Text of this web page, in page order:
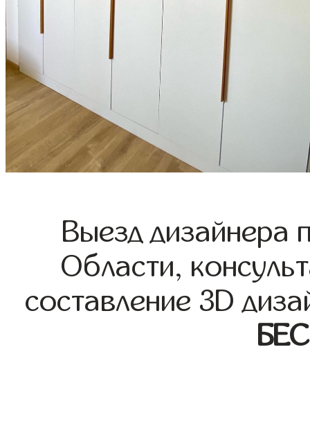
Выезд дизайнера
Области,
составление 3D